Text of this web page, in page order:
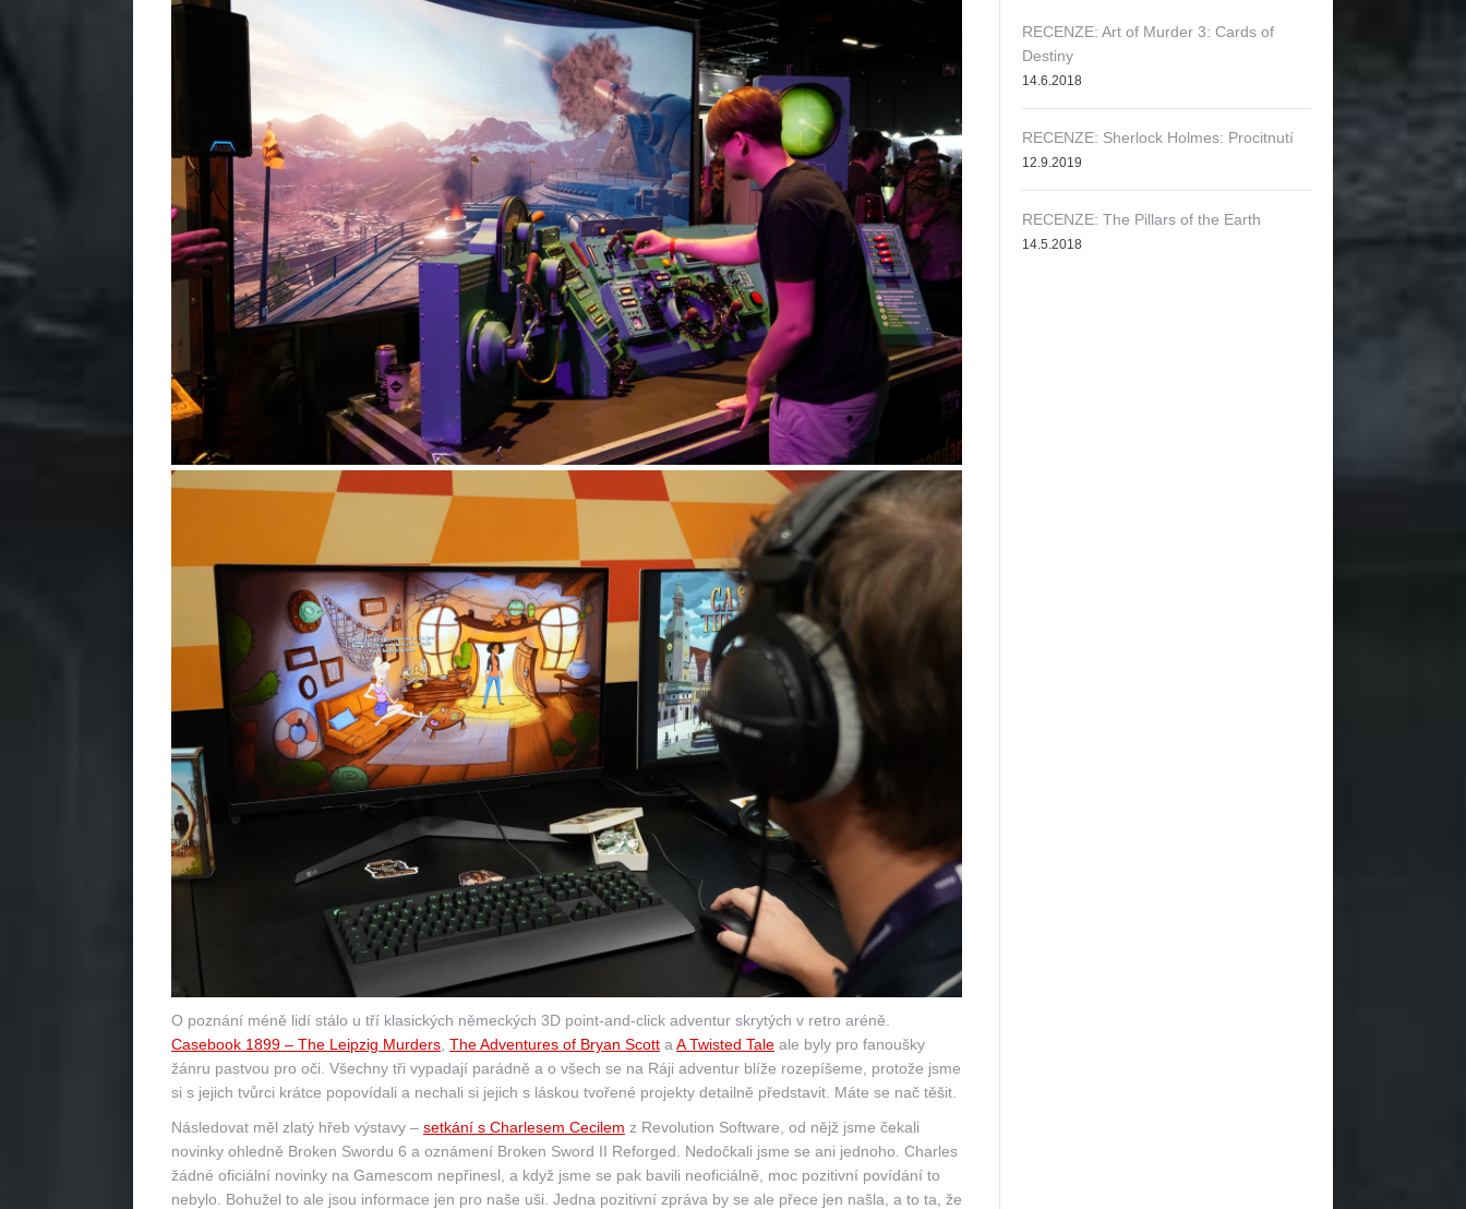
O poznání méně lidí stálo u tří klasických německých 3D point-and-click adventur skrytých v retro aréně.
Casebook 1899 – The Leipzig Murders The Adventures of Bryan Scott a A Twisted Tale ale byly pro fanoušky
žánru pastvou pro oči. Všechny tři vypadají parádně a o všech se na Ráji adventur blíže rozepíšeme, protože jsme
si s jejich tvůrci krátce popovídali a nechali si jejich s láskou tvořené projekty detailně představit. Máte se nač těšit.
Následovat měl zlatý hřeb výstavy – setkání s Charlesem Cecilem z Revolution Software, od nějž jsme čekali
novinky ohledně Broken Swordu 6 a oznámení Broken Sword II Reforged. Nedočkali jsme se ani jednoho. Charles
žádné oficiální novinky na Gamescom nepřinesl, a když jsme se pak bavili neoficiálně, moc pozitivní povídání to
nebylo. Bohužel to ale jsou informace jen pro naše uši. Jedna pozitivní zpráva by se ale přece jen našla, a to ta, že
RECENZE: Art of Murder 3: Cards of
Destiny
14.6.2018
RECENZE: Sherlock Holmes: Procitnutí
12.9.2019
RECENZE: The Pillars of the Earth
14.5.2018